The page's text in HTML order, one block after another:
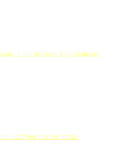
с гантелями в домашних
растяжку всего тела